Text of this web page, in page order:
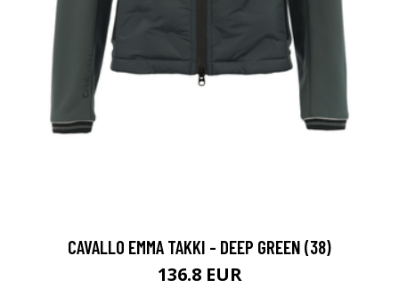
CAVALLO EMMA TAKKI - DEEP GREEN (38)
136.8 EUR